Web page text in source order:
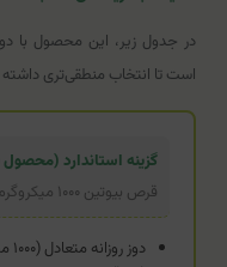
در جدول زیر، این محصول با
است تا انتخاب منطقی‌تری
گزینه استاندارد
قرص بیوتین ۱۰۰۰ میکروگرم برونسون
دوز روزانه متعادل (۱۰۰۰ میکروگرم)